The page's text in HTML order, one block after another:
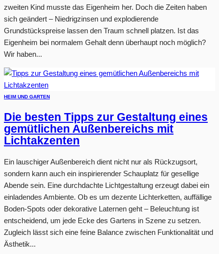
zweiten Kind musste das Eigenheim her. Doch die Zeiten haben
sich geändert – Niedrigzinsen und explodierende
Grundstückspreise lassen den Traum schnell platzen. Ist das
Eigenheim bei normalem Gehalt denn überhaupt noch möglich?
Wir haben...
HEIM UND GARTEN
Die besten Tipps zur Gestaltung eines
gemütlichen Außenbereichs mit
Lichtakzenten
Ein lauschiger Außenbereich dient nicht nur als Rückzugsort,
sondern kann auch ein inspirierender Schauplatz für gesellige
Abende sein. Eine durchdachte Lichtgestaltung erzeugt dabei ein
einladendes Ambiente. Ob es um dezente Lichterketten, auffällige
Boden-Spots oder dekorative Laternen geht – Beleuchtung ist
entscheidend, um jede Ecke des Gartens in Szene zu setzen.
Zugleich lässt sich eine feine Balance zwischen Funktionalität und
Ästhetik...